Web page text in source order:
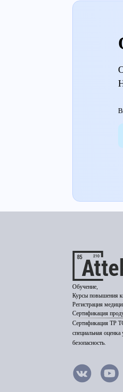
Обучение,
Курсы повышения
Регистрация
Сертификация
Сертификация ТР
специальная
безопасность.